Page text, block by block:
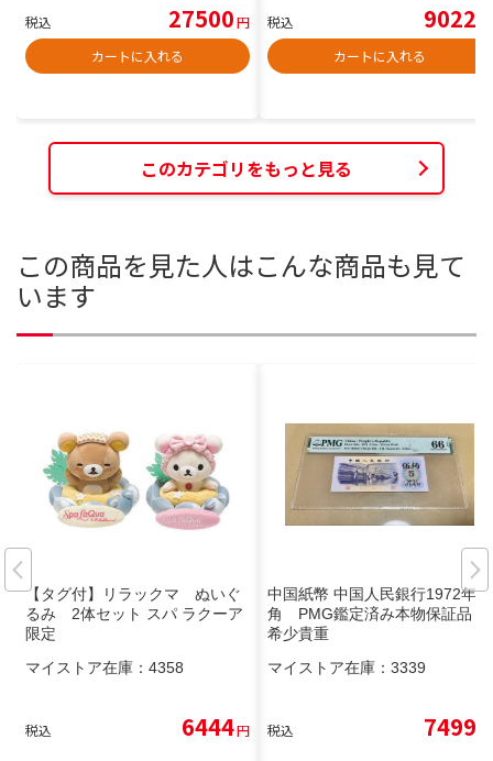
税込 27500円
カートに入れる
税込 9022
カートに入れる
このカテゴリをもっと見る
この商品を見た人はこんな商品も見て
います
【タグ付】リラックマ ぬいぐ
るみ 2体セット スパ ラクーア
限定
マイストア在庫： 4358
税込 6444円
中国紙幣 中国人民銀行1972年5
角 PMG鑑定済み本物保証品
希少貴重
マイストア在庫： 3339
税込 7499